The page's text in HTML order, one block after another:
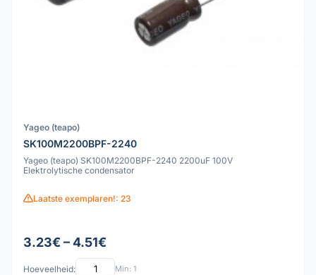
Yageo (teapo)
SK100M2200BPF-2240
Yageo (teapo) SK100M2200BPF-2240 2200uF 100V
Elektrolytische condensator
Laatste exemplaren!: 23
3.23€ – 4.51€
Hoeveelheid: Min: 1